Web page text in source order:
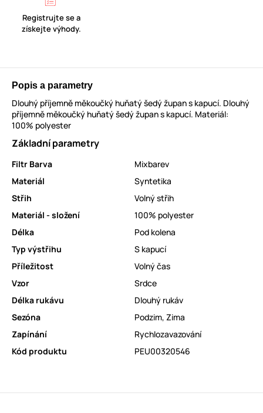
Registrujte se a
získejte výhody.
Popis a parametry
Dlouhý příjemně měkoučký huňatý šedý župan s kapucí. Dlouhý
příjemně měkoučký huňatý šedý župan s kapucí. Materiál:
100% polyester
Základní parametry
Filtr Barva
Mixbarev
Materiál
Syntetika
Střih
Volný střih
Materiál - složení
100% polyester
Délka
Pod kolena
Typ výstřihu
S kapucí
Příležitost
Volný čas
Vzor
Srdce
Délka rukávu
Dlouhý rukáv
Sezóna
Podzim, Zima
Zapínání
Rychlozavazování
Kód produktu
PEU00320546